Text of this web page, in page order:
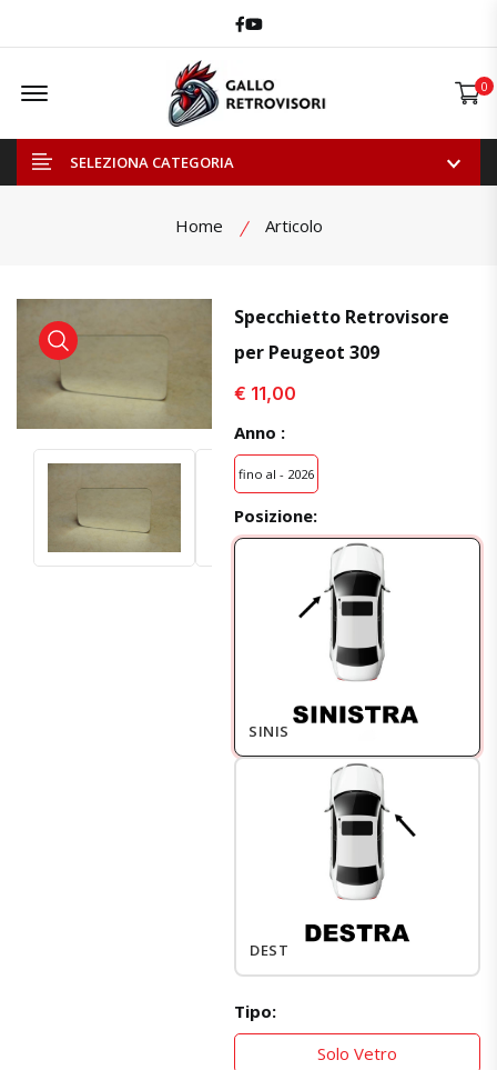
Facebook
Youtube
Offcanvas Menu Open 0
SELEZIONA CATEGORIA
Home Articolo
visualizza prodotto visualizza prodotto
Specchietto Retrovisore
per Peugeot 309
€ 11,00
Anno :
fino al - 2026
Posizione:
SINISTRO
DESTRO
Tipo:
Solo Vetro